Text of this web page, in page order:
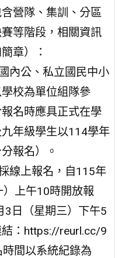
營隊、集訓、分區
等階段，相關資訊
章）：
內公、私立國民中小
校為單位組隊參
名時應具正式在學
年級學生以114學年
報名）。
線上報名，自115年
上午10時開放報
3日（星期三）下午5
：https://reurl.cc/9
間以系統紀錄為